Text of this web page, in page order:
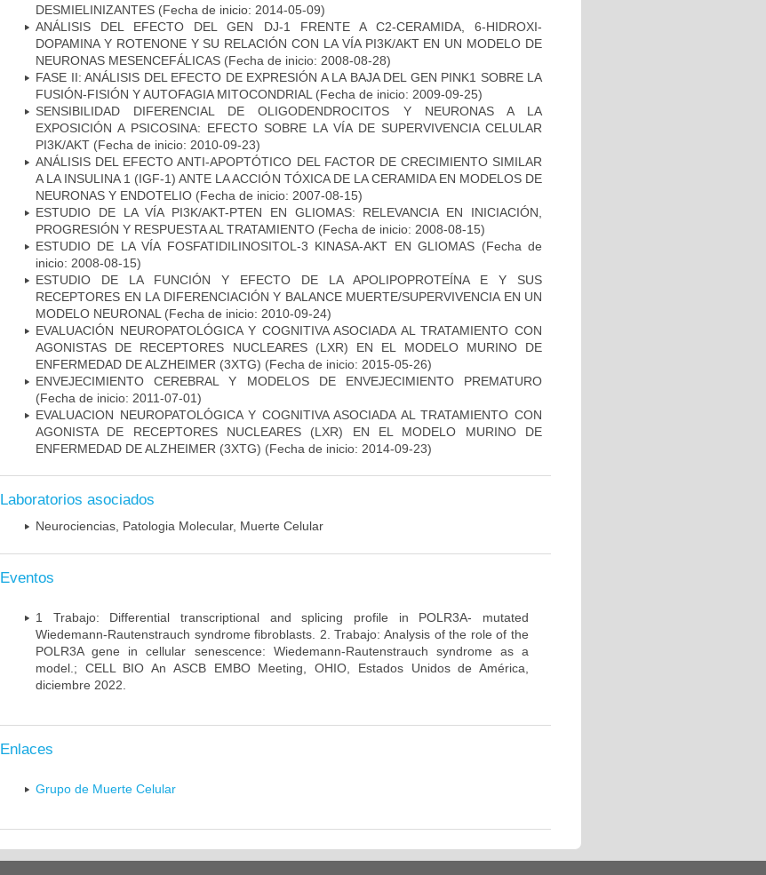
DESMIELINIZANTES (Fecha de inicio: 2014-05-09)
ANÁLISIS DEL EFECTO DEL GEN DJ-1 FRENTE A C2-CERAMIDA, 6-HIDROXI-
DOPAMINA Y ROTENONE Y SU RELACIÓN CON LA VÍA PI3K/AKT EN UN MODELO DE
NEURONAS MESENCEFÁLICAS (Fecha de inicio: 2008-08-28)
FASE II: ANÁLISIS DEL EFECTO DE EXPRESIÓN A LA BAJA DEL GEN PINK1 SOBRE LA
FUSIÓN-FISIÓN Y AUTOFAGIA MITOCONDRIAL (Fecha de inicio: 2009-09-25)
SENSIBILIDAD DIFERENCIAL DE OLIGODENDROCITOS Y NEURONAS A LA
EXPOSICIÓN A PSICOSINA: EFECTO SOBRE LA VÍA DE SUPERVIVENCIA CELULAR
PI3K/AKT (Fecha de inicio: 2010-09-23)
ANÁLISIS DEL EFECTO ANTI-APOPTÓTICO DEL FACTOR DE CRECIMIENTO SIMILAR
A LA INSULINA 1 (IGF-1) ANTE LA ACCIÓN TÓXICA DE LA CERAMIDA EN MODELOS DE
NEURONAS Y ENDOTELIO (Fecha de inicio: 2007-08-15)
ESTUDIO DE LA VÍA PI3K/AKT-PTEN EN GLIOMAS: RELEVANCIA EN INICIACIÓN,
PROGRESIÓN Y RESPUESTA AL TRATAMIENTO (Fecha de inicio: 2008-08-15)
ESTUDIO DE LA VÍA FOSFATIDILINOSITOL-3 KINASA-AKT EN GLIOMAS (Fecha de
inicio: 2008-08-15)
ESTUDIO DE LA FUNCIÓN Y EFECTO DE LA APOLIPOPROTEÍNA E Y SUS
RECEPTORES EN LA DIFERENCIACIÓN Y BALANCE MUERTE/SUPERVIVENCIA EN UN
MODELO NEURONAL (Fecha de inicio: 2010-09-24)
EVALUACIÓN NEUROPATOLÓGICA Y COGNITIVA ASOCIADA AL TRATAMIENTO CON
AGONISTAS DE RECEPTORES NUCLEARES (LXR) EN EL MODELO MURINO DE
ENFERMEDAD DE ALZHEIMER (3XTG) (Fecha de inicio: 2015-05-26)
ENVEJECIMIENTO CEREBRAL Y MODELOS DE ENVEJECIMIENTO PREMATURO
(Fecha de inicio: 2011-07-01)
EVALUACION NEUROPATOLÓGICA Y COGNITIVA ASOCIADA AL TRATAMIENTO CON
AGONISTA DE RECEPTORES NUCLEARES (LXR) EN EL MODELO MURINO DE
ENFERMEDAD DE ALZHEIMER (3XTG) (Fecha de inicio: 2014-09-23)
Laboratorios asociados
Neurociencias, Patologia Molecular, Muerte Celular
Eventos
1 Trabajo: Differential transcriptional and splicing profile in POLR3A- mutated
Wiedemann-Rautenstrauch syndrome fibroblasts. 2. Trabajo: Analysis of the role of the
POLR3A gene in cellular senescence: Wiedemann-Rautenstrauch syndrome as a
model.; CELL BIO An ASCB EMBO Meeting, OHIO, Estados Unidos de América,
diciembre 2022.
Enlaces
Grupo de Muerte Celular